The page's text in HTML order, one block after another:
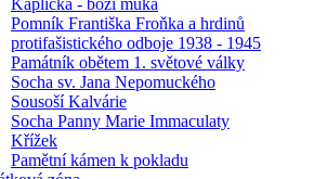
Kaplička - boží muka
Pomník Františka Froňka a hrdinů
protifašistického odboje 1938 - 1945
Památník obětem 1. světové války
Socha sv. Jana Nepomuckého
Sousoší Kalvárie
Socha Panny Marie Immaculaty
Křížek
Pamětní kámen k pokladu